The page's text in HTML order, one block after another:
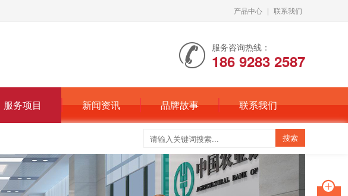
产品中心 | 联系我们
服务咨询热线：
186 9283 2587
服务项目 新闻资讯 品牌故事 联系我们